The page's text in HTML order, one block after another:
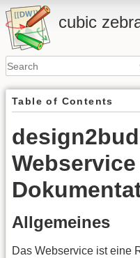
cubic
Table of Contents
Webservice
Allgemeines
Das Webservice ist eine